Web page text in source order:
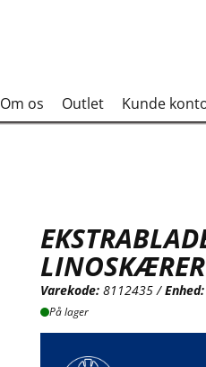
Om os Outlet Kunde
LINOSKÆRER
Varekode:8112435 /
På lager